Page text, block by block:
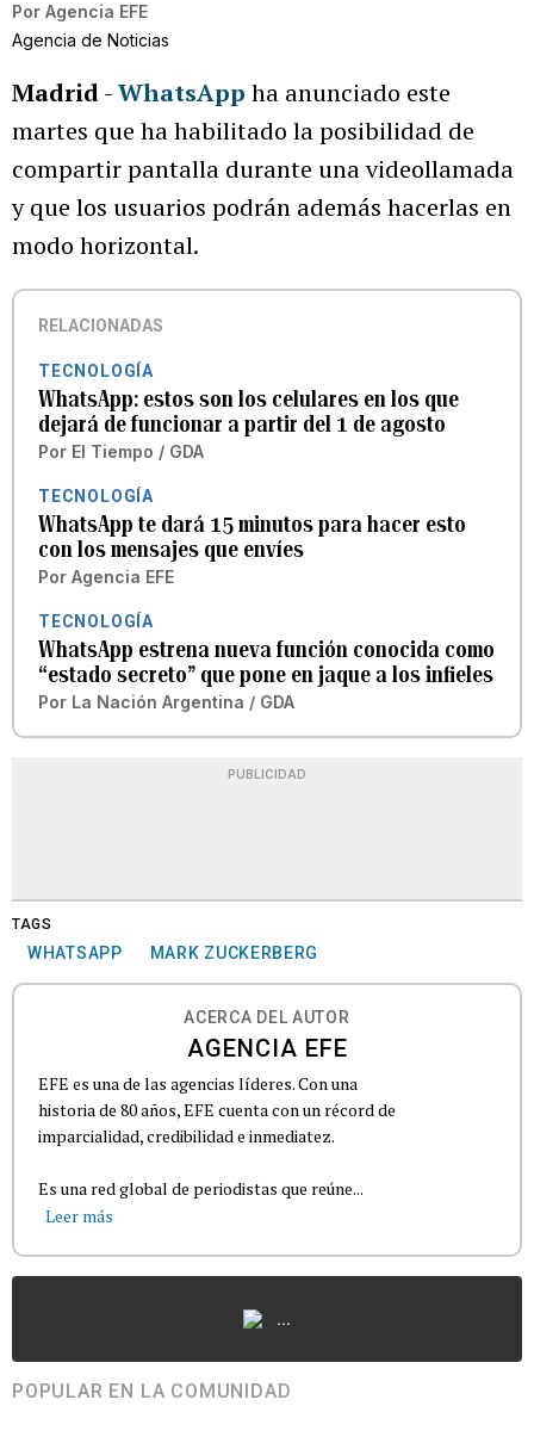
Por Agencia EFE
Agencia de Noticias
Madrid-WhatsApp ha anunciado este
martes que ha habilitado la posibilidad de
compartir pantalla durante una videollamada
y que los usuarios podrán además hacerlas en
modo horizontal.
RELACIONADAS
TECNOLOGÍA
WhatsApp: estos son los celulares en los que
dejará de funcionar a partir del 1 de agosto
Por El Tiempo / GDA
TECNOLOGÍA
WhatsApp te dará 15 minutos para hacer esto
con los mensajes que envíes
Por Agencia EFE
TECNOLOGÍA
WhatsApp estrena nueva función conocida como
“estado secreto” que pone en jaque a los infieles
Por La Nación Argentina / GDA
PUBLICIDAD
TAGS
WHATSAPP MARK ZUCKERBERG
ACERCA DEL AUTOR
AGENCIA EFE
EFE es una de las agencias líderes. Con una
historia de 80 años, EFE cuenta con un récord de
imparcialidad, credibilidad e inmediatez.
Es una red global de periodistas que reúne...
Leer más
...
POPULAR EN LA COMUNIDAD